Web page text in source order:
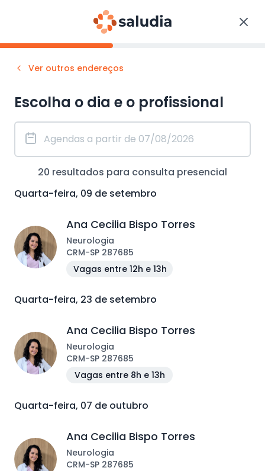
Ver outros endereços
Escolha o dia e o profissional
20 resultados para consulta presencial
Quarta-feira, 09 de setembro
Ana Cecilia Bispo Torres
Neurologia
CRM-SP 287685
Vagas entre 12h e 13h
Quarta-feira, 23 de setembro
Ana Cecilia Bispo Torres
Neurologia
CRM-SP 287685
Vagas entre 8h e 13h
Quarta-feira, 07 de outubro
Ana Cecilia Bispo Torres
Neurologia
CRM-SP 287685